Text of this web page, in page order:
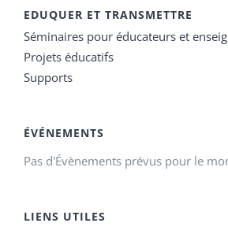
EDUQUER ET TRANSMETTRE
Séminaires pour éducateurs et
Projets éducatifs
Supports
ÉVÉNEMENTS
Pas d'Évènements prévus pour le
LIENS UTILES